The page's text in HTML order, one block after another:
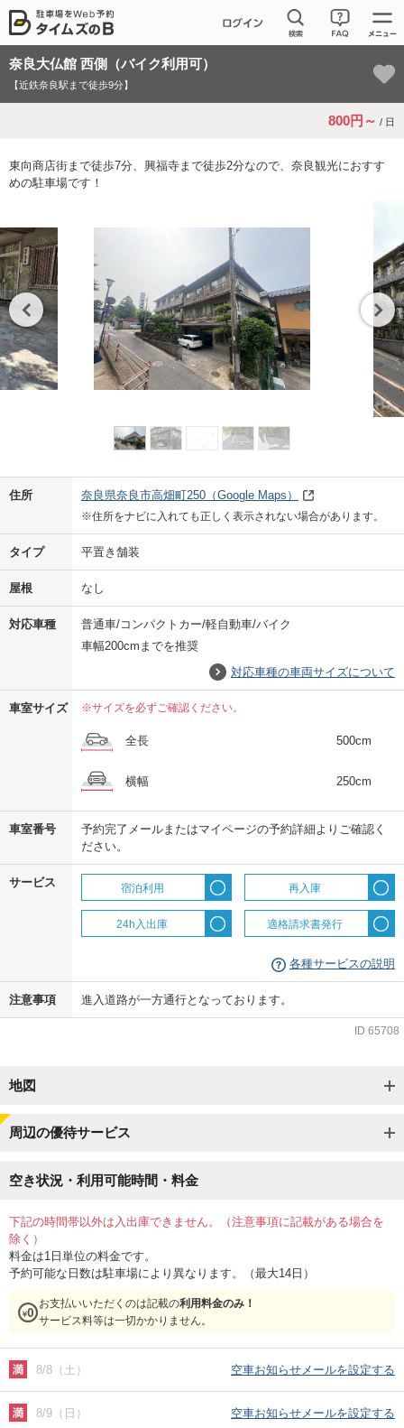
奈良大仏館 西側（バイク利用可）
【近鉄奈良駅まで徒歩9分】
800円～ / 日
東向商店街まで徒歩7分、興福寺まで徒歩2分なので、奈良観光におすす
めの駐車場です！
us
住所
奈良県奈良市高畑町250 （Google Maps）
※住所をナビに入れても正しく表示されない場合があります。
タイプ 平置き舗装
屋根 なし
対応車種
普通車/コンパクトカー/軽自動車/バイク
車幅200cmまでを推奨
対応車種の車両サイズについて
車室サイズ ※サイズを必ずご確認ください。
全長 500cm
横幅 250cm
車室番号
予約完了メールまたはマイページの予約詳細よりご確認く
ださい。
サービス 宿泊利用 再入庫
24h入出庫 適格請求書発行
各種サービスの説明
注意事項 進入道路が一方通行となっております。
ID 65708
地図
周辺の優待サービス
空き状況・利用可能時間・料金
下記の時間帯以外は入出庫できません。（注意事項に記載がある場合を
除く）
料金は1日単位の料金です。
予約可能な日数は駐車場により異なります。（最大14日）
お支払いいただくのは記載の利用料金のみ！
サービス料等は一切かかりません。
8/8（土） 空車お知らせメールを設定する
8/9（日） 空車お知らせメールを設定する